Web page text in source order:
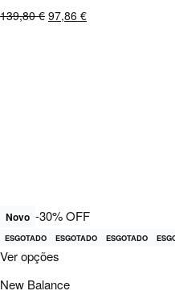
139,80€ 97,86 €
Novo -30% OFF
ESGOTADO ESGOTADO ESGOTADO
Ver opções
New Balance